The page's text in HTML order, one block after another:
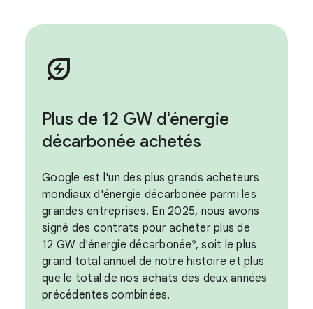
Plus de 12 GW d'énergie
décarbonée achetés
Google est l'un des plus grands acheteurs
mondiaux d'énergie décarbonée parmi les
grandes entreprises. En 2025, nous avons
signé des contrats pour acheter plus de
12 GW d'énergie décarbonée9, soit le plus
grand total annuel de notre histoire et plus
que le total de nos achats des deux années
précédentes combinées.